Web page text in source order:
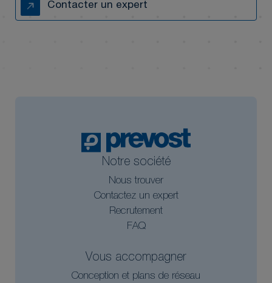
Contacter un expert
Notre société
Nous trouver
Contactez un expert
Recrutement
FAQ
Vous accompagner
Conception et plans de réseau